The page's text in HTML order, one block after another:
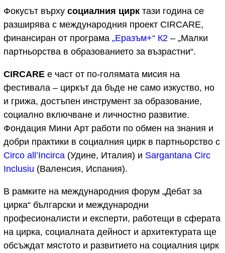
Фокусът върху социалния цирк тази година се
разширява с международния проект CIRCARE,
финансиран от програма „Еразъм+“ К2 – „Малки
партньорства в образованието за възрастни“.
CIRCARE е част от по-голямата мисия на
фестивала – циркът да бъде не само изкуство, но
и грижа, достъпен инструмент за образование,
социално включване и личностно развитие.
Фондация Мини Арт работи по обмен на знания и
добри практики в социалния цирк в партньорство с
Circo all’Incirca (Удине, Италия) и Sargantana Circ
Inclusiu (Валенсия, Испания).
В рамките на международния форум „Дебат за
цирка“ български и международни
професионалисти и експерти, работещи в сферата
на цирка, социалната дейност и архитектурата ще
обсъждат мястото и развитието на социалния цирк